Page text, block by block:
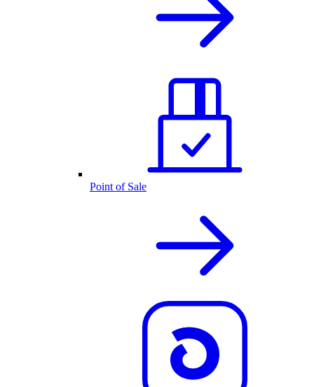
Point of Sale